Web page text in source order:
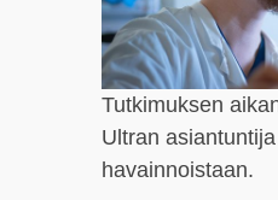
Tutkimuksen
Ultran
havainnoistaan.